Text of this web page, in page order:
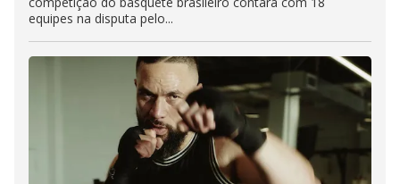
equipes na disputa pelo...